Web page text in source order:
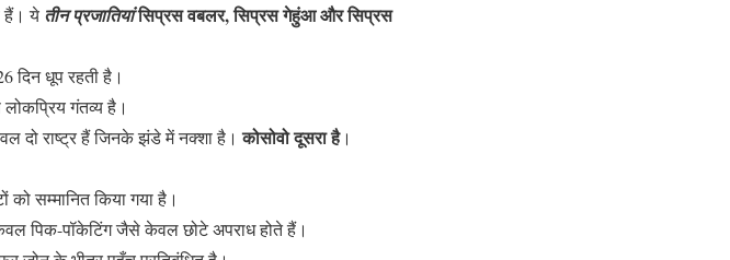
हैं। ये तीन प्रजातियांसिप्रस वबलर, सिप्रस गेहुंआ और सिप्रस
दिन धूप रहती है।
गंतव्य है।
दो राष्ट्र हैं जिनके झंडे में नक्शा है।कोसोवो दूसरा है।
सम्मानित किया गया है।
पिक-पॉकेटिंग जैसे केवल छोटे अपराध होते हैं।